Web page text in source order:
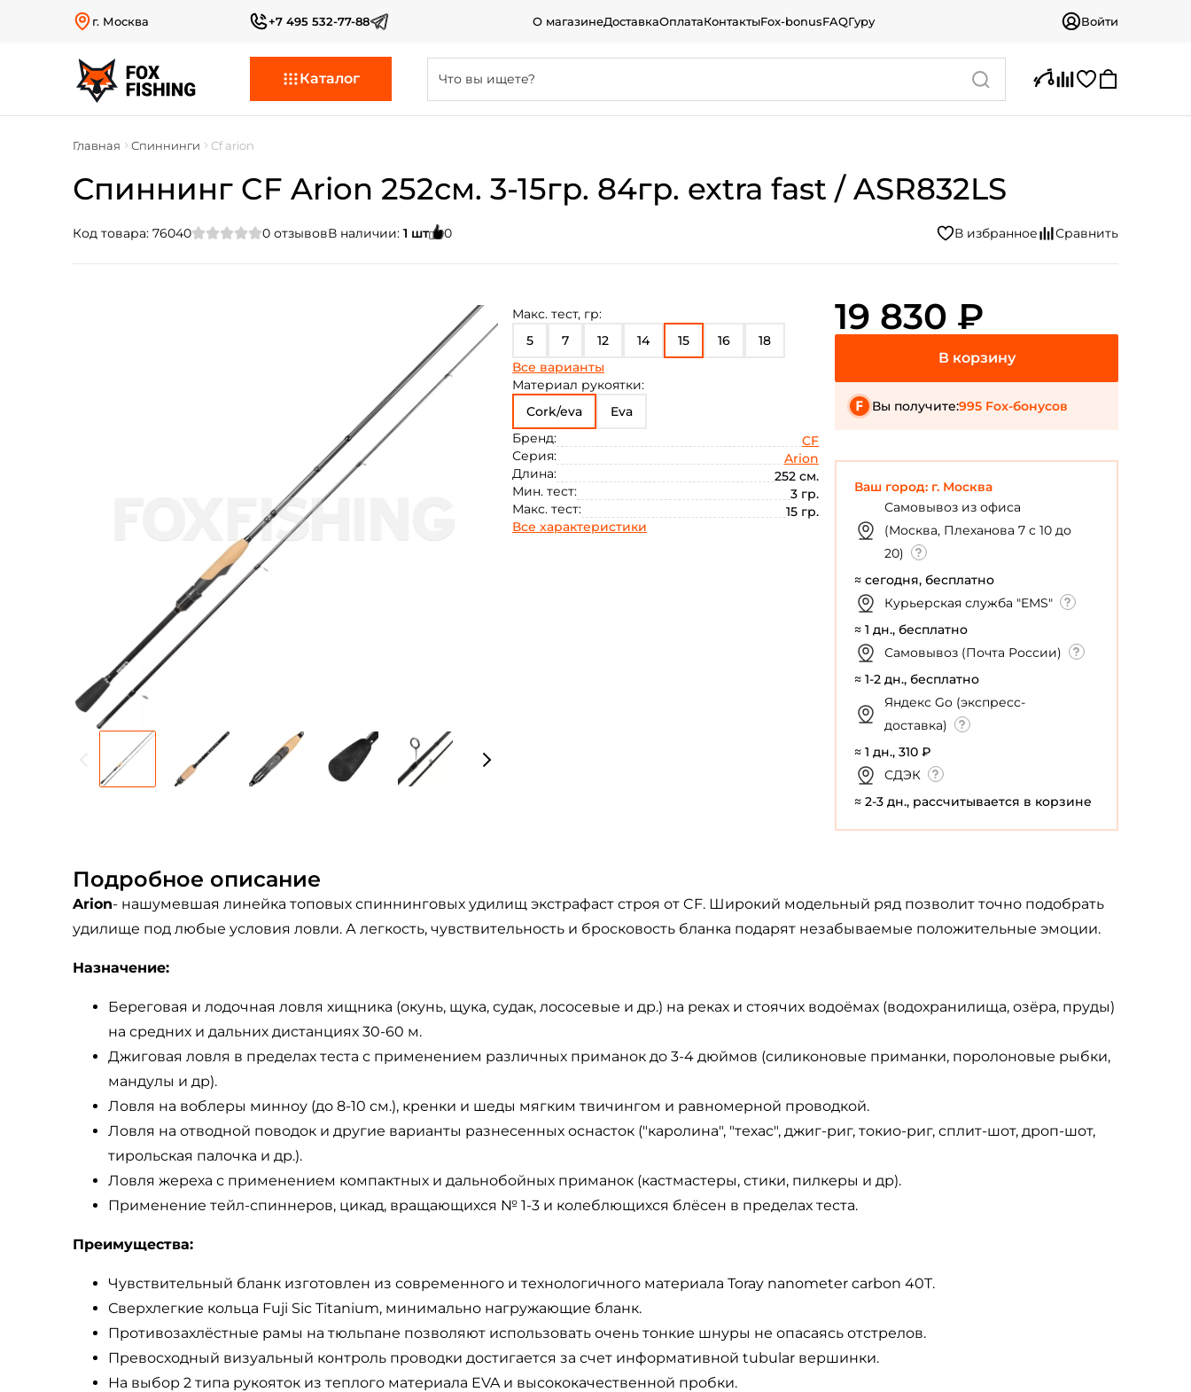
г. Москва +7 495 532-77-88 О магазинеДоставкаОплатаКонтактыFox-bonusFAQГуру Войти
Каталог
Главная Спиннинги Cf arion
Спиннинг CF Arion 252см. 3-15гр. 84гр. extra fast / ASR832LS
Код товара: 76040 0 отзывовВ наличии: 1 шт 0
Макс. тест, гр:
5
7 12 14 15 16 18
21 28
Все варианты
Материал рукоятки:
Cork/eva
Eva
Бренд:
CF
Серия:
Arion
Длина:
252 см.
Мин. тест:
3 гр.
Макс. тест:
15 гр.
Все характеристики
19 830 ₽
Вы получите:995 Fox-бонусов
Ваш город: г. Москва
Самовывоз из офиса
(Москва, Плеханова 7 с 10 до
20)
≈ сегодня, бесплатно
Курьерская служба "EMS"
≈ 1 дн., бесплатно
Самовывоз (Почта России)
≈ 1-2 дн., бесплатно
Яндекс Go (экспресс-
доставка)
≈ 1 дн., 310 ₽
СДЭК
≈ 2-3 дн., рассчитывается в корзине
Подробное описание
Arion- нашумевшая линейка топовых спиннинговых удилищ экстрафаст строя от CF. Широкий модельный ряд позволит точно подобрать
удилище под любые условия ловли. А легкость, чувствительность и бросковость бланка подарят незабываемые положительные эмоции.
Назначение:
Береговая и лодочная ловля хищника (окунь, щука, судак, лососевые и др.) на реках и стоячих водоёмах (водохранилища, озёра, пруды)
на средних и дальних дистанциях 30-60 м.
Джиговая ловля в пределах теста с применением различных приманок до 3-4 дюймов (силиконовые приманки, поролоновые рыбки,
мандулы и др).
Ловля на воблеры минноу (до 8-10 см.), кренки и шеды мягким твичингом и равномерной проводкой.
Ловля на отводной поводок и другие варианты разнесенных оснасток ("каролина", "техас", джиг-риг, токио-риг, сплит-шот, дроп-шот,
тирольская палочка и др.).
Ловля жереха с применением компактных и дальнобойных приманок (кастмастеры, стики, пилкеры и др).
Применение тейл-спиннеров, цикад, вращающихся № 1-3 и колеблющихся блёсен в пределах теста.
Преимущества:
Чувствительный бланк изготовлен из современного и технологичного материала Toray nanometer carbon 40T.
Сверхлегкие кольца Fuji Sic Titanium, минимально нагружающие бланк.
Противозахлёстные рамы на тюльпане позволяют использовать очень тонкие шнуры не опасаясь отстрелов.
Превосходный визуальный контроль проводки достигается за счет информативной tubular вершинки.
На выбор 2 типа рукояток из теплого материала EVA и высококачественной пробки.